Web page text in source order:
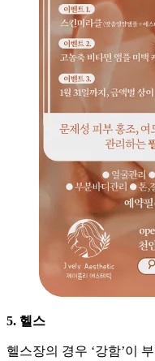
5. 헬스
헬스장의 경우 ‘강함’이